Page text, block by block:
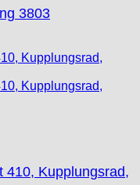
3803
410, Kupplungsrad,